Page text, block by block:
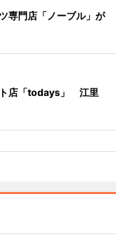
専門店「ノーブル」が
ト店「todays」 江里